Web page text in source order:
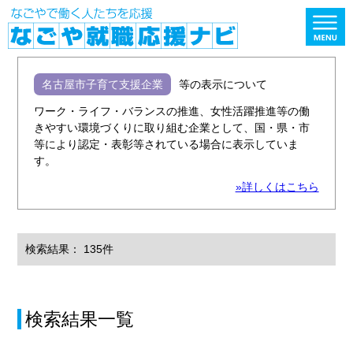
名古屋市子育て支援企業 等の表示について
ワーク・ライフ・バランスの推進、女性活躍推進等の働
きやすい環境づくりに取り組む企業として、国・県・市
等により認定・表彰等されている場合に表示していま
す。
»詳しくはこちら
検索結果： 135件
検索結果一覧